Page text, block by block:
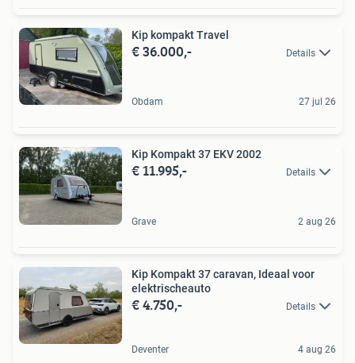
Kip kompakt Travel
€ 36.000,- Details
Obdam 27 jul 26
Kip Kompakt 37 EKV 2002
€ 11.995,- Details
Grave 2 aug 26
Kip Kompakt 37 caravan, Ideaal voor
elektrischeauto
€ 4.750,- Details
Deventer 4 aug 26